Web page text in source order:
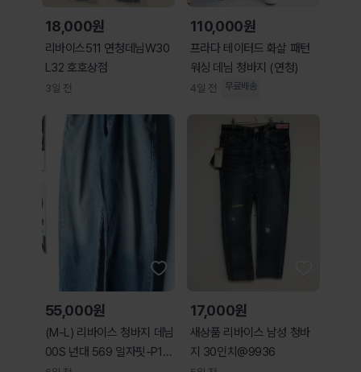
18,000원
리바이스511 연청데님W30
L32 호호상점
3일 전
110,000원
프라다 테이터드 화살 패턴
워싱 데님 청바지 (연청)
4일 전 무료배송
55,000원
(M-L) 리바이스 청바지 데님
00S 년대 569 일자핏-P10
17,000원
새상품 리바이스 남성 청바
지 30인치@9936